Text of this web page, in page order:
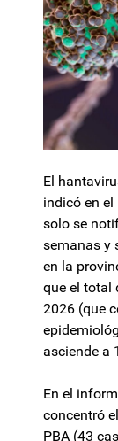
El
indicó en
solo se
semanas y
en la
que el total
2026 (que
asciende a
En el
concentró
PBA (43